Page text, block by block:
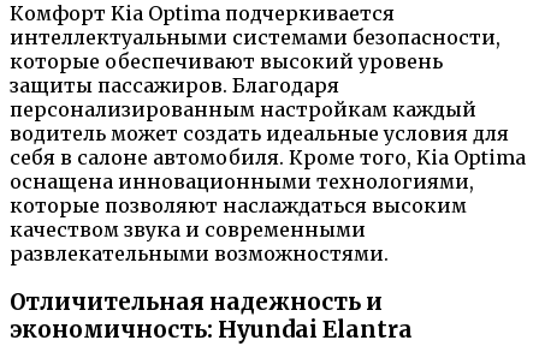
Комфорт Kia Optima подчеркивается
интеллектуальными системами безопасности,
которые обеспечивают высокий уровень
защиты пассажиров. Благодаря
персонализированным настройкам каждый
водитель может создать идеальные условия для
себя в салоне автомобиля. Кроме того, Kia Optima
оснащена инновационными технологиями,
которые позволяют наслаждаться высоким
качеством звука и современными
развлекательными возможностями.
Отличительная надежность и
экономичность: Hyundai Elantra